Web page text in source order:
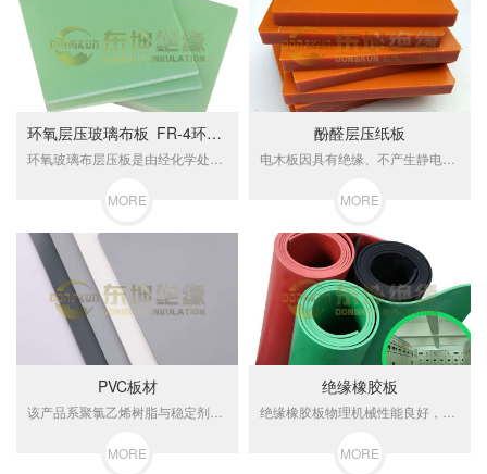
环氧层压玻璃布板 FR-4环氧板
环氧玻璃布层压板是由经化学处理的电工用无碱玻璃纤维布为基材，以环氧树脂作为粘合剂经热压而成的 层压制品，高温下机械强度高，高湿下电气性能稳定性好。
MORE
酚醛层压纸板
电木板因具有绝缘、不产生静电、耐磨及耐高温等特性，成为电子产品之绝缘开关和可变电阻、机械用之模具及生产线上之治具，并可在变压器油中使用等产品使用。
MORE
PVC板材
MORE
绝缘橡胶板
MORE